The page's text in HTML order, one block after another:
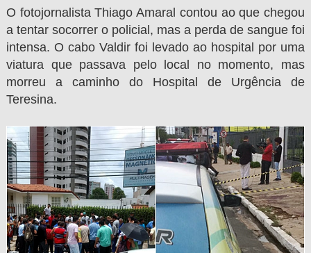
O fotojornalista Thiago Amaral contou ao que chegou
a tentar socorrer o policial, mas a perda de sangue foi
intensa. O cabo Valdir foi levado ao hospital por uma
viatura que passava pelo local no momento, mas
morreu a caminho do Hospital de Urgência de
Teresina.